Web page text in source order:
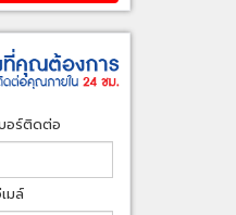
อร์ติดต่อ
มล์